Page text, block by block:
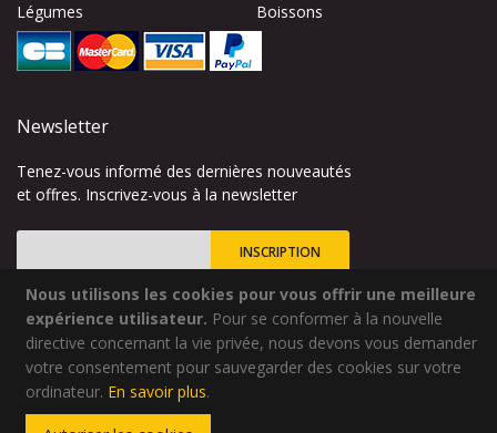
Nous utilisons les cookies pour vous offrir une meilleure
expérience utilisateur. Pour se conformer à la nouvelle
directive concernant la vie privée, nous devons vous demander
votre consentement pour sauvegarder des cookies sur votre
ordinateur. En savoir plus.
Légumes
Boissons
Newsletter
Tenez-vous informé des dernières nouveautés
et offres. Inscrivez-vous à la newsletter
Inscription
notre
lettre
d’information
INSCRIPTION
Site créé parCodsense